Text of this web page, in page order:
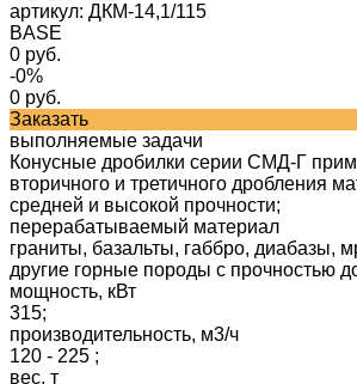
артикул: ДКМ-14,1/115
BASE
0 руб.
-0%
0 руб.
Заказать
выполняемые задачи
Конусные дробилки серии СМД-Г
вторичного и третичного дробления
средней и высокой прочности;
перерабатываемый материал
граниты, базальты, габбро, диабазы,
другие горные породы с прочностью
мощность, кВт
315;
производительность, м3/ч
120 - 225 ;
вес, т